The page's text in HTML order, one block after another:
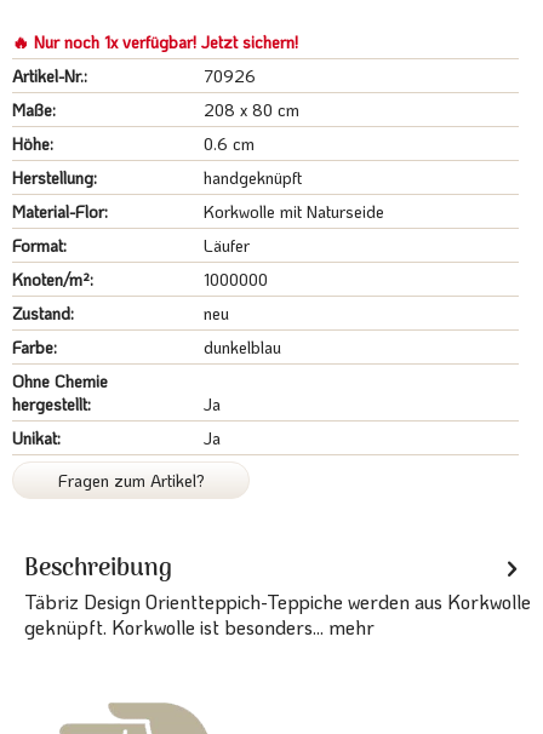
🔥 Nur noch 1x verfügbar! Jetzt sichern!
Artikel-Nr.:
70926
Maße:
208 x 80 cm
Höhe:
0.6 cm
Herstellung:
handgeknüpft
Material-Flor:
Korkwolle mit Naturseide
Format:
Läufer
Knoten/m²:
1000000
Zustand:
neu
Farbe:
dunkelblau
Ohne Chemie
hergestellt:
Ja
Unikat:
Ja
Fragen zum Artikel?
Beschreibung
Täbriz Design Orientteppich-Teppiche werden aus Korkwolle
geknüpft. Korkwolle ist besonders... mehr